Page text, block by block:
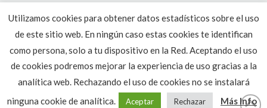
João V, 24
1250-091 Lisboa, Portugal
Telf: +351 220 993 033
Utilizamos cookies para obtener datos estadísticos sobre el uso
de este sitio web. En ningún caso estas cookies te identifican
como persona, solo a tu dispositivo en la Red. Aceptando el uso
de cookies podremos mejorar la experiencia de uso gracias a la
analítica web. Rechazando el uso de cookies no se instalará
ninguna cookie de analítica.
Aceptar Rechazar Más Info